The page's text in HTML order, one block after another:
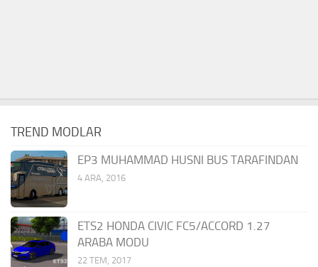
TREND MODLAR
EP3 MUHAMMAD HUSNI BUS TARAFINDAN
4 ARA, 2016
ETS2 HONDA CIVIC FC5/ACCORD 1.27
ARABA MODU
22 TEM, 2017